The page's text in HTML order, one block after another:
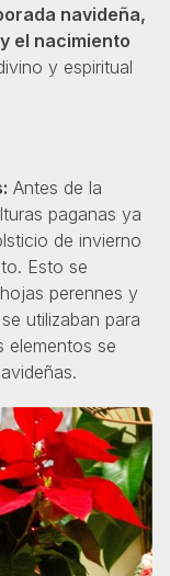
navideña,
el nacimiento
y espiritual
Antes de la
paganas ya
de invierno
Esto se
perennes y
utilizaban para
elementos se